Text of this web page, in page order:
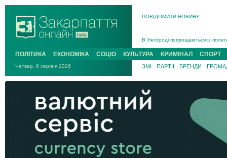
ПОВІДОМИТИ НОВИНУ
В Ужгороді попрощаються із
В Ужгороді 5 серпня
Підтвердили загибель
На війні з рф поліг військовий з
На Хустщині внаслідок ДТП за
Інструктора районного ТЦК на
ПОЛІТИКА ЕКОНОМІКА СОЦІО КУЛЬТУРА КРИМІНАЛ СПОРТ
Четвер, 6 серпня 2026 ЗМІ ПАРТІЇ БРЕНДИ